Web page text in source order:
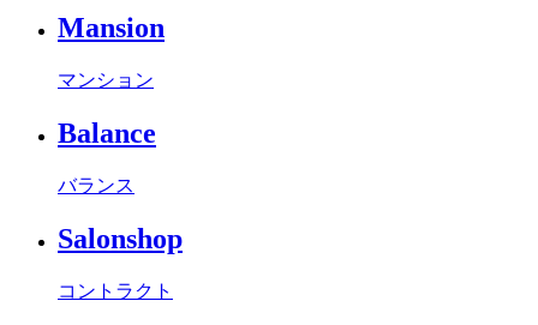
Mansion
マンション
Balance
バランス
Salonshop
コントラクト